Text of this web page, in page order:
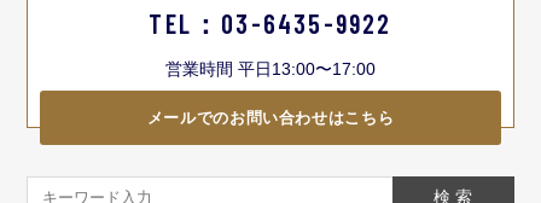
TEL：03-6435-9922
営業時間 平日13:00〜17:00
メールでのお問い合わせはこちら